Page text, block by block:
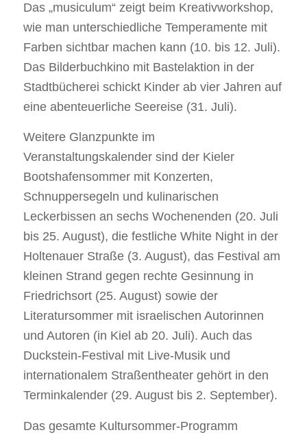
Das „musiculum“ zeigt beim Kreativworkshop,
wie man unterschiedliche Temperamente mit
Farben sichtbar machen kann (10. bis 12. Juli).
Das Bilderbuchkino mit Bastelaktion in der
Stadtbücherei schickt Kinder ab vier Jahren auf
eine abenteuerliche Seereise (31. Juli).
Weitere Glanzpunkte im
Veranstaltungskalender sind der Kieler
Bootshafensommer mit Konzerten,
Schnuppersegeln und kulinarischen
Leckerbissen an sechs Wochenenden (20. Juli
bis 25. August), die festliche White Night in der
Holtenauer Straße (3. August), das Festival am
kleinen Strand gegen rechte Gesinnung in
Friedrichsort (25. August) sowie der
Literatursommer mit israelischen Autorinnen
und Autoren (in Kiel ab 20. Juli). Auch das
Duckstein-Festival mit Live-Musik und
internationalem Straßentheater gehört in den
Terminkalender (29. August bis 2. September).
Das gesamte Kultursommer-Programm